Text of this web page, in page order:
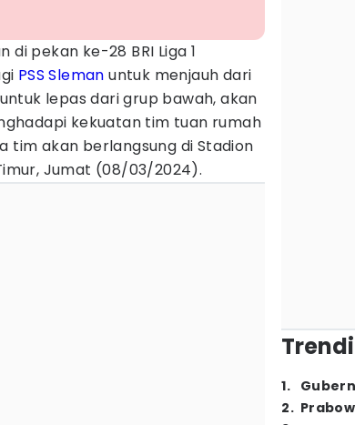
di pekan ke-28 BRI Liga 1
PSS Sleman untuk menjauh dari
lepas dari grup bawah, akan
kekuatan tim tuan rumah
tim akan berlangsung di Stadion
Jumat (08/03/2024).
1.
2.